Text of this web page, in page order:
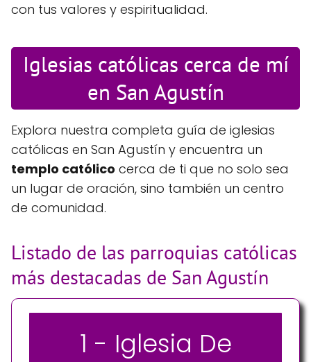
con tus valores y espiritualidad.
Iglesias católicas cerca de mí
en San Agustín
Explora nuestra completa guía de iglesias
católicas en San Agustín y encuentra un
templo católico cerca de ti que no solo sea
un lugar de oración, sino también un centro
de comunidad.
Listado de las parroquias católicas
más destacadas de San Agustín
1 - Iglesia De